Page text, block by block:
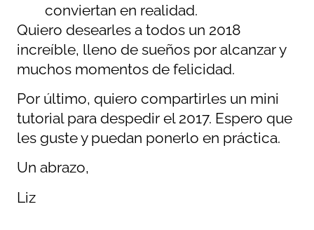
conviertan en realidad.
Quiero desearles a todos un 2018
increíble, lleno de sueños por alcanzar y
muchos momentos de felicidad.
Por último, quiero compartirles un mini
tutorial para despedir el 2017. Espero que
les guste y puedan ponerlo en práctica.
Un abrazo,
Liz